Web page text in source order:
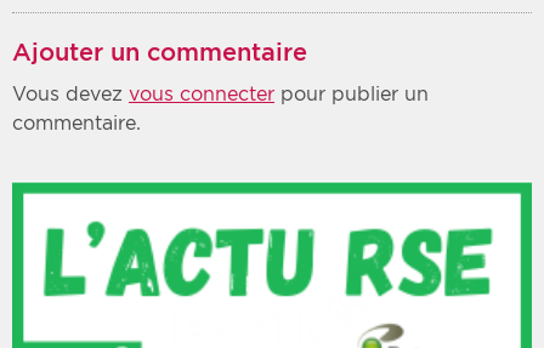
Ajouter un commentaire
Vous devez vous connecter pour publier un
commentaire.